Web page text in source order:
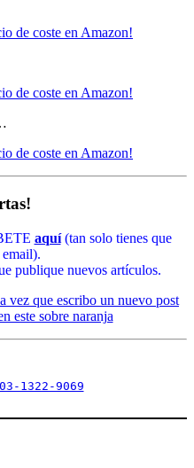
aquí(tan solo tienes que
publique nuevos artículos.
1322-9069